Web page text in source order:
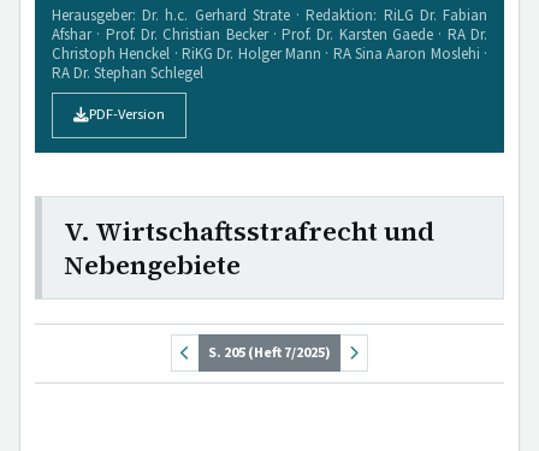
Herausgeber: Dr. h.c. Gerhard Strate · Redaktion: RiLG Dr. Fabian
Afshar · Prof. Dr. Christian Becker · Prof. Dr. Karsten Gaede · RA Dr.
Christoph Henckel · RiKG Dr. Holger Mann · RA Sina Aaron Moslehi ·
RA Dr. Stephan Schlegel
PDF-Version
V. Wirtschaftsstrafrecht und
Nebengebiete
S. 205 (Heft 7/2025)